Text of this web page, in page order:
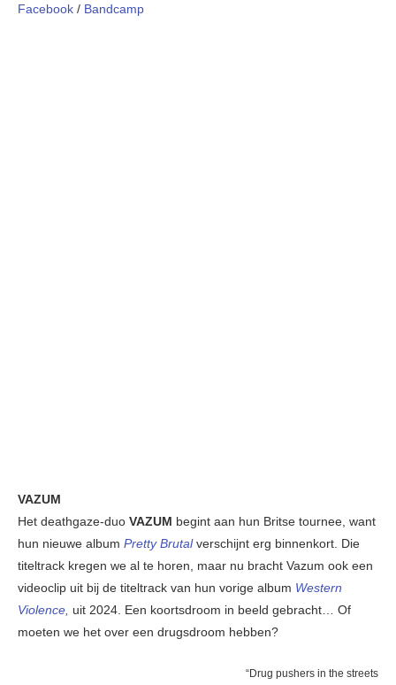
Facebook / Bandcamp
VAZUM
Het deathgaze-duo VAZUM begint aan hun Britse tournee, want
hun nieuwe album Pretty Brutalverschijnt erg binnenkort. Die
titeltrack kregen we al te horen, maar nu bracht Vazum ook een
videoclip uit bij de titeltrack van hun vorige album Western
Violence, uit 2024. Een koortsdroom in beeld gebracht… Of
moeten we het over een drugsdroom hebben?
“Drug pushers in the streets